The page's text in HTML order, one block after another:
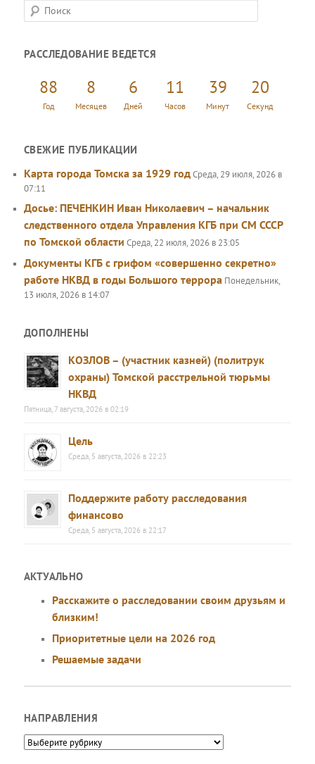
П
о
с
РАССЛЕДОВАНИЕ ВЕДЕТСЯ
88
Год
8
Месяцев
6
Дней
11
Часов
39
Минут
20
Секунд
СВЕЖИЕ ПУБЛИКАЦИИ
Карта города Томска за 1929 годСреда, 29 июля, 2026 в
07:11
Досье: ПЕЧЕНКИН Иван Николаевич – начальник
следственного отдела Управления КГБ при СМ СССР
по Томской области Среда, 22 июля, 2026 в 23:05
Документы КГБ с грифом «совершенно секретно»
работе НКВД в годы Большого террора Понедельник,
13 июля, 2026 в 14:07
ДОПОЛНЕНЫ
КОЗЛОВ – (участник казней) (политрук
охраны) Томской расстрельной тюрьмы
НКВД
Пятница, 7 августа, 2026 в 02:19
Цель
Среда, 5 августа, 2026 в 22:23
Поддержите работу расследования
финансово
Среда, 5 августа, 2026 в 22:17
АКТУАЛЬНО
Расскажите о расследовании своим друзьям и
близким!
Приоритетные цели на 2026 год
Решаемые задачи
НАПРАВЛЕНИЯ
Направления